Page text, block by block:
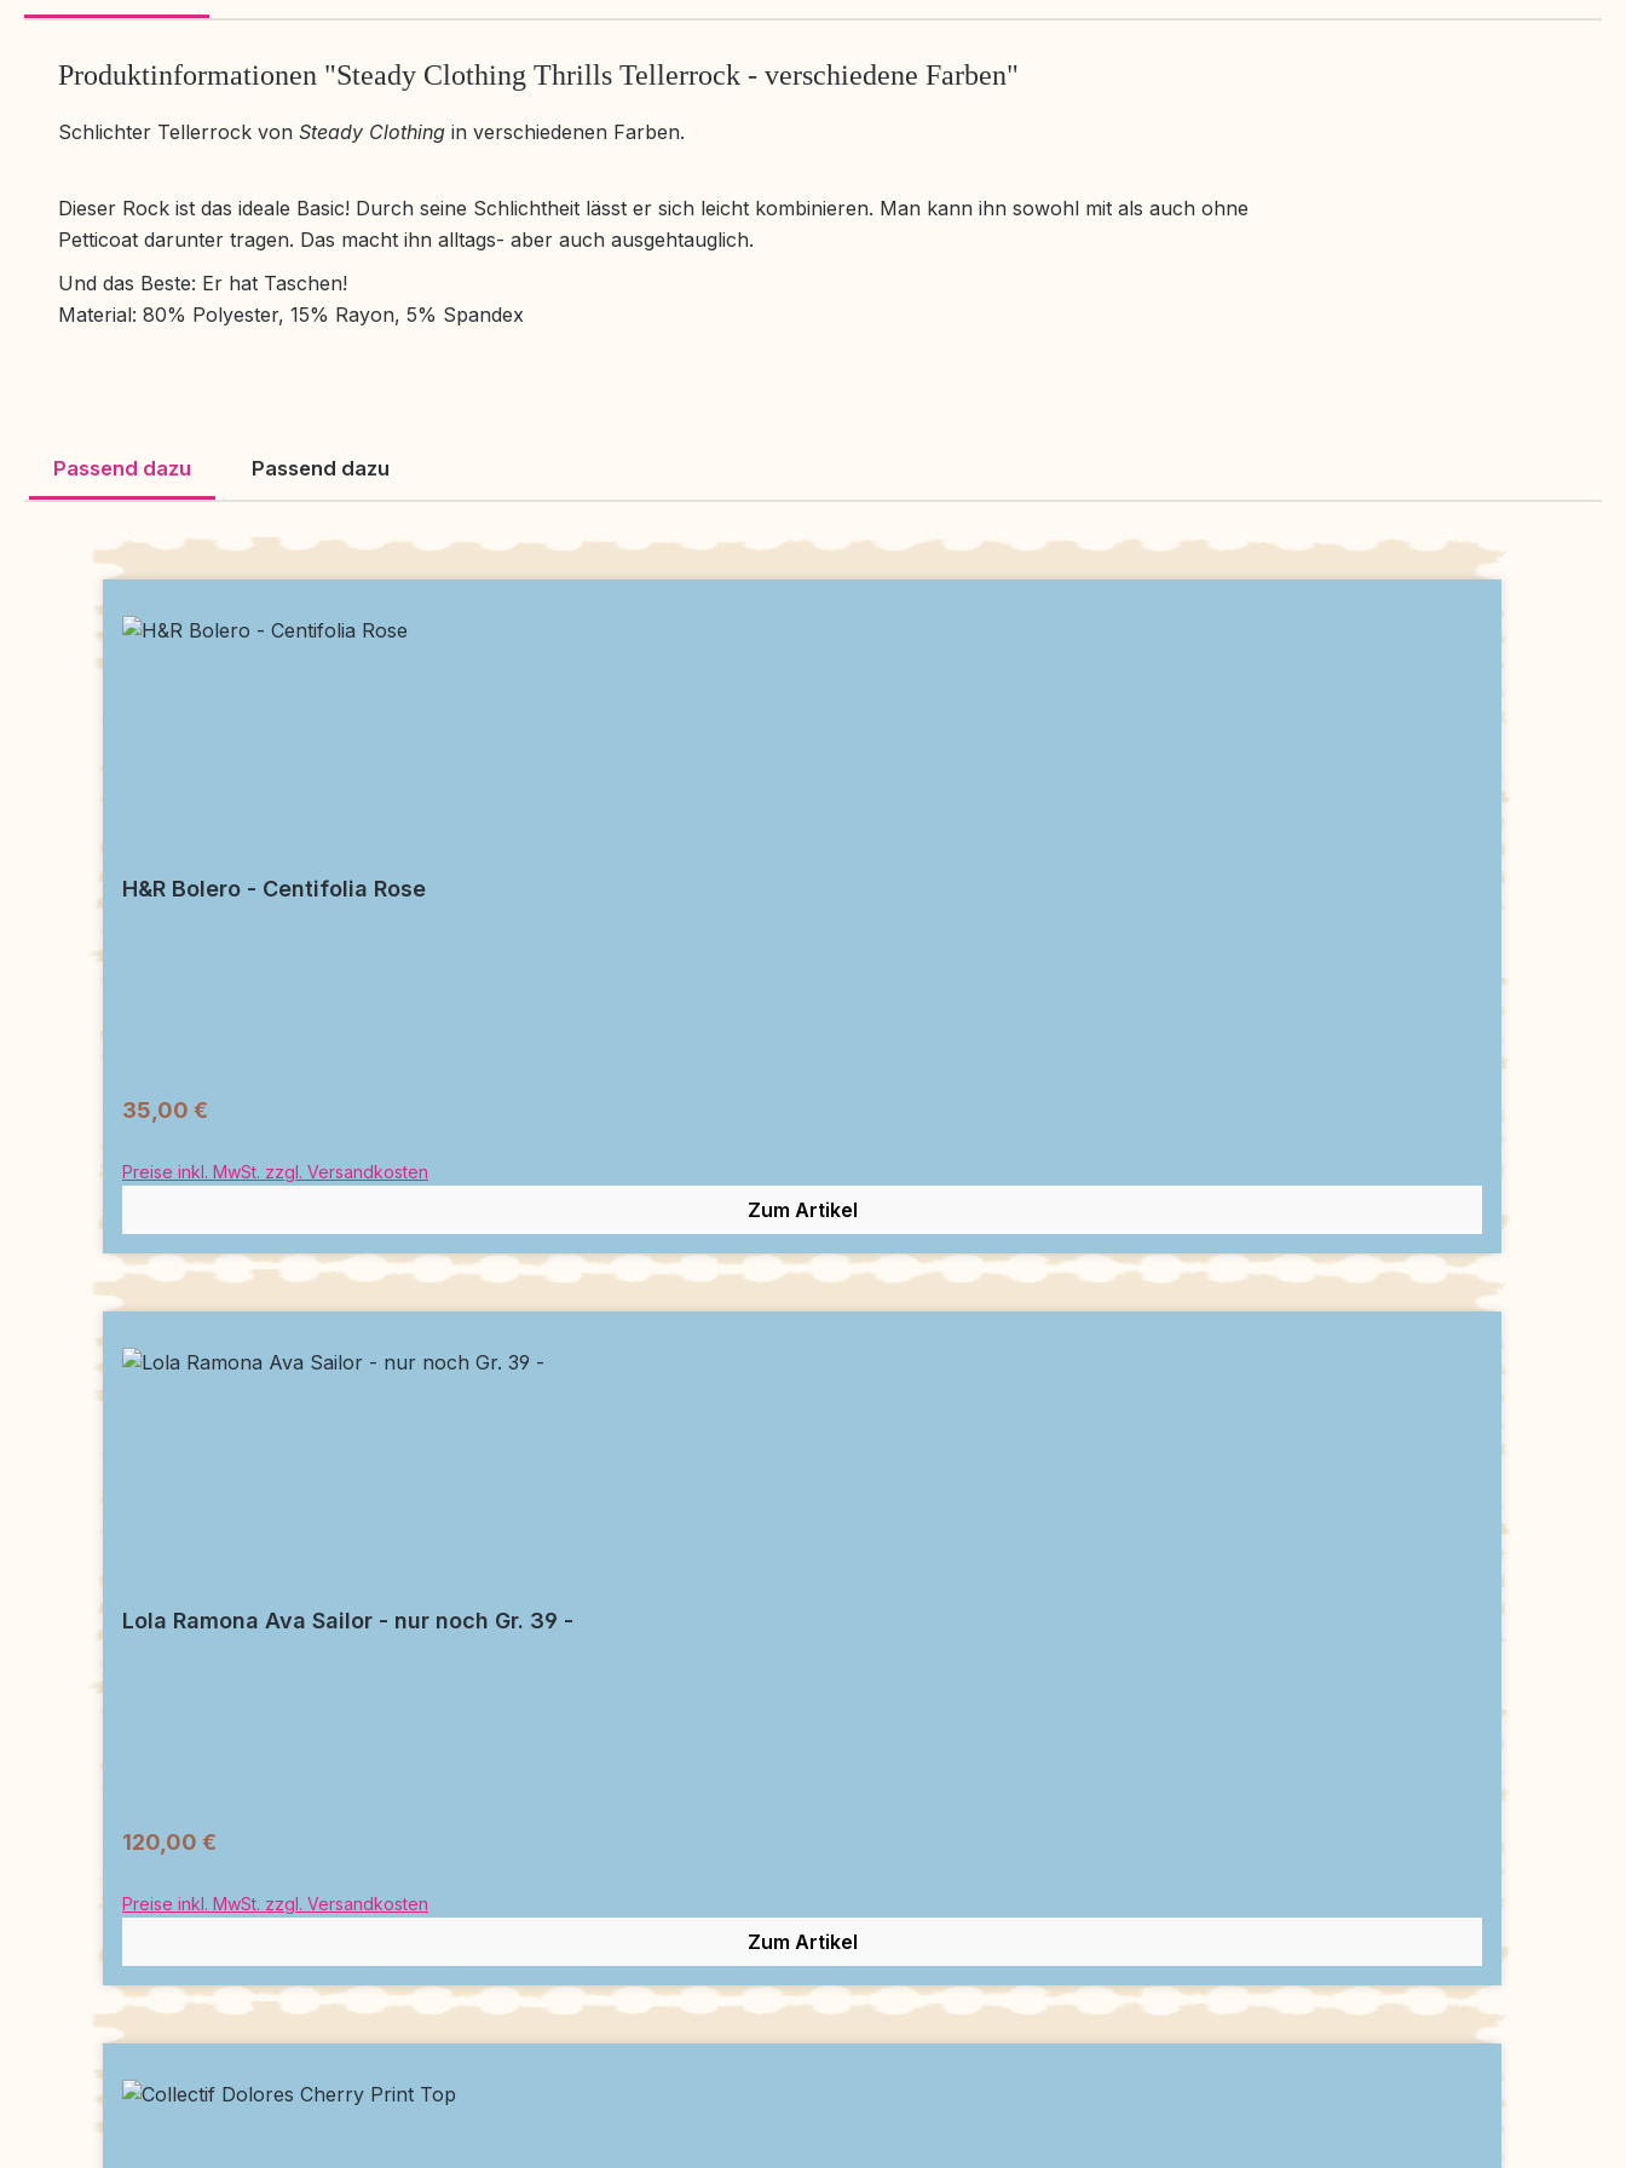
Produktinformationen "Steady Clothing Thrills Tellerrock - verschiedene Farben"
Schlichter Tellerrock von Steady Clothing in verschiedenen Farben.
Dieser Rock ist das ideale Basic! Durch seine Schlichtheit lässt er sich leicht kombinieren. Man kann ihn sowohl mit als auch ohne
Petticoat darunter tragen. Das macht ihn alltags- aber auch ausgehtauglich.
Und das Beste: Er hat Taschen!
Material: 80% Polyester, 15% Rayon, 5% Spandex
Passend dazu Passend dazu
Produktgalerie überspringen
H&R Bolero - Centifolia Rose
35,00 €
Preise inkl. MwSt. zzgl. Versandkosten
Zum Artikel
Lola Ramona Ava Sailor - nur noch Gr. 39 -
120,00 €
Preise inkl. MwSt. zzgl. Versandkosten
Zum Artikel